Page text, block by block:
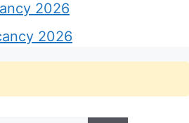
2026
2026